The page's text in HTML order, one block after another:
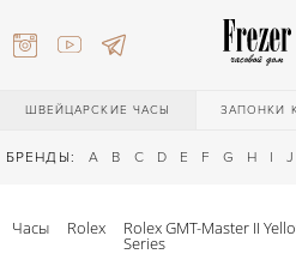
ШВЕЙЦАРСКИЕ ЧАСЫ ЗАПОНКИ
БРЕНДЫ: A B C D E F G H I J
Часы Rolex Rolex GMT-Master II
Series